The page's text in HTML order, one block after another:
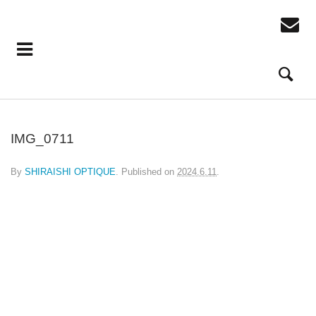
IMG_0711
By SHIRAISHI OPTIQUE. Published on 2024.6.11.